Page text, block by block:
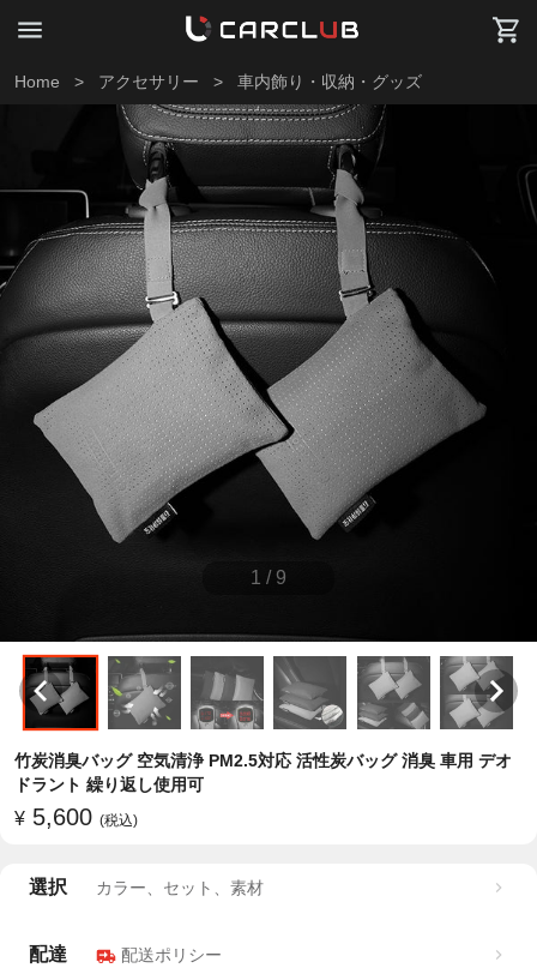
Home > アクセサリー > 車内飾り・収納・グッズ
1 / 9
竹炭消臭バッグ 空気清浄 PM2.5対応 活性炭バッグ 消臭 車用 デオ
ドラント 繰り返し使用可
¥ 5,600 (税込)
選択 カラー、セット、素材
配達 配送ポリシー